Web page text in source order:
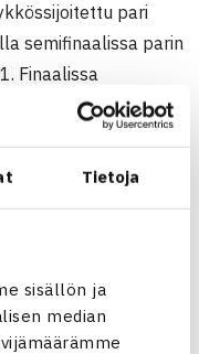
Tietoja
sisällön ja
median
pari
semifinaalissa parin
Finaalissa
(EST)/Libietis (LAT).
6-3 Henrik